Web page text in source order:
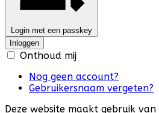
Login met een passkey
Inloggen
Onthoud mij
Nog geen account?
Gebruikersnaam vergeten?
Deze website maakt gebruik van